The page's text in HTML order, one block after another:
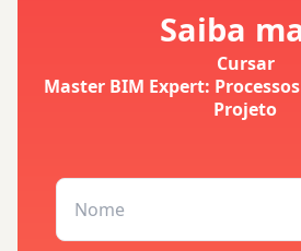
Saiba
Cursar
Master BIM Expert:
Projeto